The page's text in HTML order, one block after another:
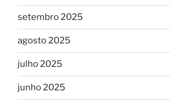
setembro 2025
agosto 2025
julho 2025
junho 2025